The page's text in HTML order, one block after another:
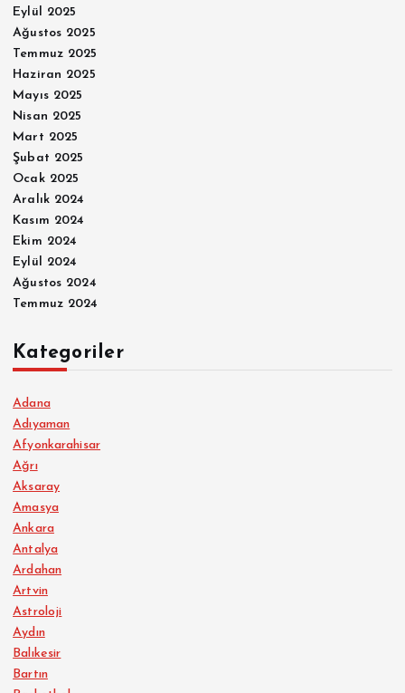
Eylül 2025
Ağustos 2025
Temmuz 2025
Haziran 2025
Mayıs 2025
Nisan 2025
Mart 2025
Şubat 2025
Ocak 2025
Aralık 2024
Kasım 2024
Ekim 2024
Eylül 2024
Ağustos 2024
Temmuz 2024
Kategoriler
Adana
Adıyaman
Afyonkarahisar
Ağrı
Aksaray
Amasya
Ankara
Antalya
Ardahan
Artvin
Astroloji
Aydın
Balıkesir
Bartın